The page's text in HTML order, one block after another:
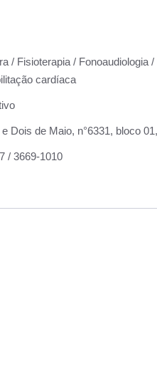
/ Fisioterapia / Fonoaudiologia
cardíaca
Dois de Maio, n°6331, bloco
/ 3669-1010